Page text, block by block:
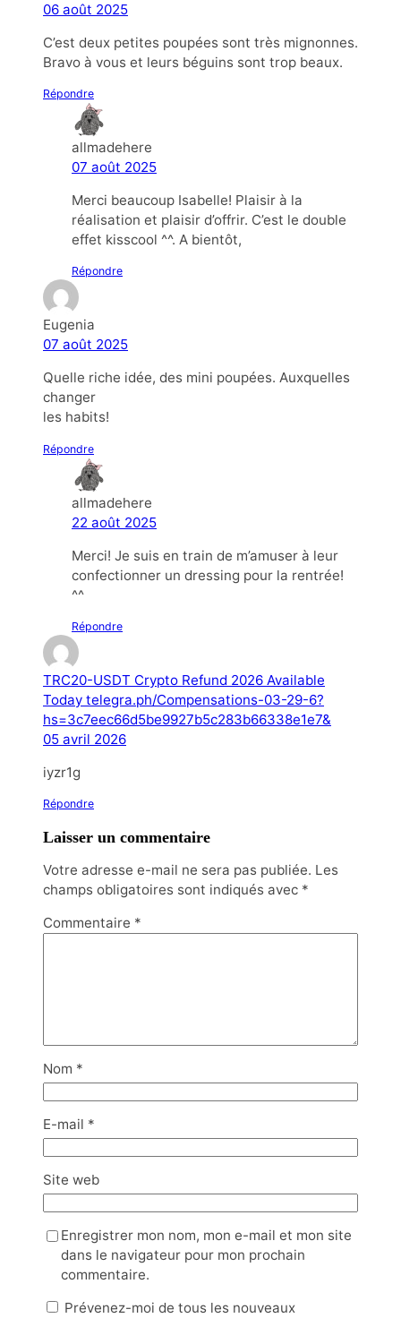
06 août 2025
C’est deux petites poupées sont très mignonnes.
Bravo à vous et leurs béguins sont trop beaux.
Répondre
allmadehere
07 août 2025
Merci beaucoup Isabelle! Plaisir à la
réalisation et plaisir d’offrir. C’est le double
effet kisscool ^^. A bientôt,
Répondre
Eugenia
07 août 2025
Quelle riche idée, des mini poupées. Auxquelles
changer
les habits!
Répondre
allmadehere
22 août 2025
Merci! Je suis en train de m’amuser à leur
confectionner un dressing pour la rentrée!
^^
Répondre
TRC20-USDT Crypto Refund 2026 Available
Today telegra.ph/Compensations-03-29-6?
hs=3c7eec66d5be9927b5c283b66338e1e7&
05 avril 2026
iyzr1g
Répondre
Laisser un commentaire
Votre adresse e-mail ne sera pas publiée. Les
champs obligatoires sont indiqués avec *
Commentaire *
Nom *
E-mail *
Site web
Enregistrer mon nom, mon e-mail et mon site
dans le navigateur pour mon prochain
commentaire.
Prévenez-moi de tous les nouveaux